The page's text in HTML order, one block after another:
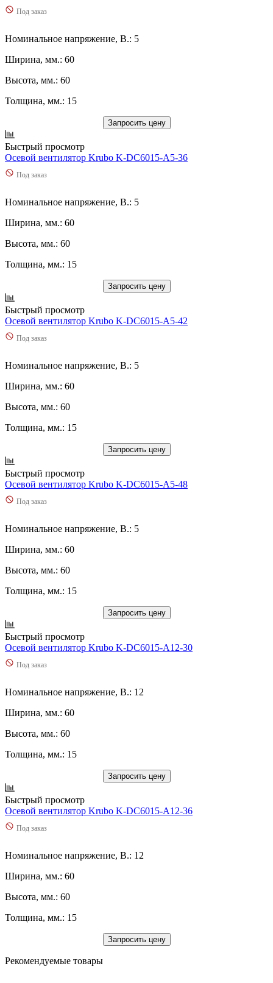
Под заказ
Номинальное напряжение, В.: 5
Ширина, мм.: 60
Высота, мм.: 60
Толщина, мм.: 15
Запросить цену
Быстрый просмотр
Осевой вентилятор Krubo K-DC6015-A5-36
Под заказ
Номинальное напряжение, В.: 5
Ширина, мм.: 60
Высота, мм.: 60
Толщина, мм.: 15
Запросить цену
Быстрый просмотр
Осевой вентилятор Krubo K-DC6015-A5-42
Под заказ
Номинальное напряжение, В.: 5
Ширина, мм.: 60
Высота, мм.: 60
Толщина, мм.: 15
Запросить цену
Быстрый просмотр
Осевой вентилятор Krubo K-DC6015-A5-48
Под заказ
Номинальное напряжение, В.: 5
Ширина, мм.: 60
Высота, мм.: 60
Толщина, мм.: 15
Запросить цену
Быстрый просмотр
Осевой вентилятор Krubo K-DC6015-A12-30
Под заказ
Номинальное напряжение, В.: 12
Ширина, мм.: 60
Высота, мм.: 60
Толщина, мм.: 15
Запросить цену
Быстрый просмотр
Осевой вентилятор Krubo K-DC6015-A12-36
Под заказ
Номинальное напряжение, В.: 12
Ширина, мм.: 60
Высота, мм.: 60
Толщина, мм.: 15
Запросить цену
Рекомендуемые товары